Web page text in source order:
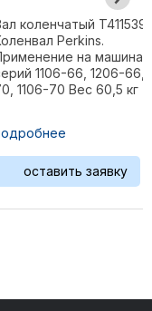
Вал коленчатый
Коленвал Perkins.
Применение на
серий 1206E-
1106D-E66TA (PJ),
Референции:
ZZ90242, 276-
4075, ...
подробнее
оставить